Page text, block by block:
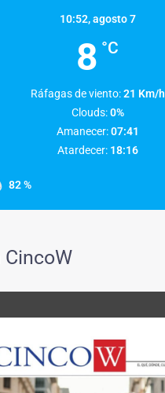
10:52,agosto 7
8 °C
82 %
Ráfagas de viento: 21 Km/h
Clouds: 0%
Amanecer: 07:41
Atardecer: 18:16
CincoW